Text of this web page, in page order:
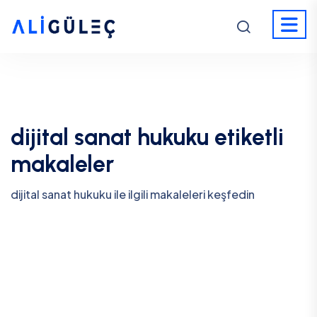
dijital sanat hukuku etiketli
makaleler
dijital sanat hukuku ile ilgili makaleleri keşfedin